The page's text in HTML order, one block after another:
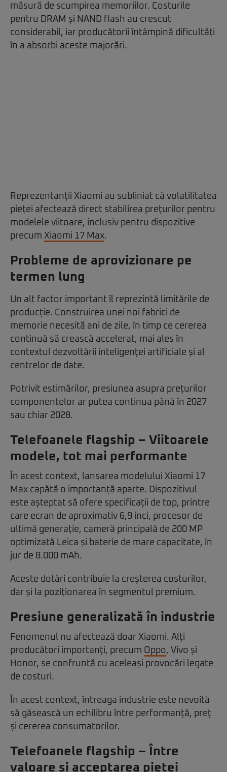
măsură de scumpirea memoriilor. Costurile
pentru DRAM și NAND flash au crescut
considerabil, iar producătorii întâmpină dificultăți
în a absorbi aceste majorări.
Reprezentanții Xiaomi au subliniat că volatilitatea
pieței afectează direct stabilirea prețurilor pentru
modelele viitoare, inclusiv pentru dispozitive
precum Xiaomi 17 Max.
Probleme de aprovizionare pe
termen lung
Un alt factor important îl reprezintă limitările de
producție. Construirea unei noi fabrici de
memorie necesită ani de zile, în timp ce cererea
continuă să crească accelerat, mai ales în
contextul dezvoltării inteligenței artificiale și al
centrelor de date.
Potrivit estimărilor, presiunea asupra prețurilor
componentelor ar putea continua până în 2027
sau chiar 2028.
Telefoanele flagship – Viitoarele
modele, tot mai performante
În acest context, lansarea modelului Xiaomi 17
Max capătă o importanță aparte. Dispozitivul
este așteptat să ofere specificații de top, printre
care ecran de aproximativ 6,9 inci, procesor de
ultimă generație, cameră principală de 200 MP
optimizată Leica și baterie de mare capacitate, în
jur de 8.000 mAh.
Aceste dotări contribuie la creșterea costurilor,
dar și la poziționarea în segmentul premium.
Presiune generalizată în industrie
Fenomenul nu afectează doar Xiaomi. Alți
producători importanți, precum Oppo, Vivo și
Honor, se confruntă cu aceleași provocări legate
de costuri.
În acest context, întreaga industrie este nevoită
să găsească un echilibru între performanță, preț
și cererea consumatorilor.
Telefoanele flagship – Între
valoare și acceptarea pieței